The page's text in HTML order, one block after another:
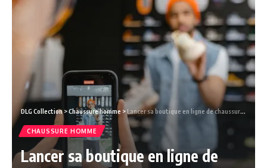
DLG Collection>Chaussure homme >Lancer sa boutique en ligne de chaussures : comment faire ?
CHAUSSURE HOMME
Lancer sa boutique en ligne de